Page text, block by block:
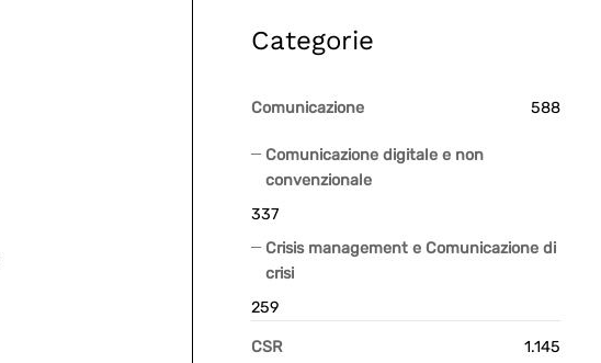
Categorie
Comunicazione 588
Comunicazione digitale e non
convenzionale
337
Crisis management e Comunicazione di
crisi
259
CSR 1.145